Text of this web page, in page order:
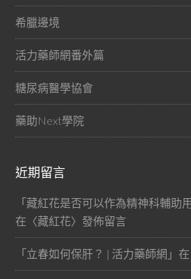
希臘邊境
活力藥師網番外篇
糖尿病醫學協會
藥助Next學院
近期留言
「藏紅花是否可以作為精神科輔助
在〈藏紅花〉發佈留言
「立春如何保肝？ | 活力藥師網 」